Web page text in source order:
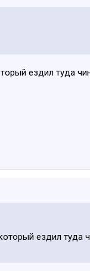
ездил туда
ездил туда